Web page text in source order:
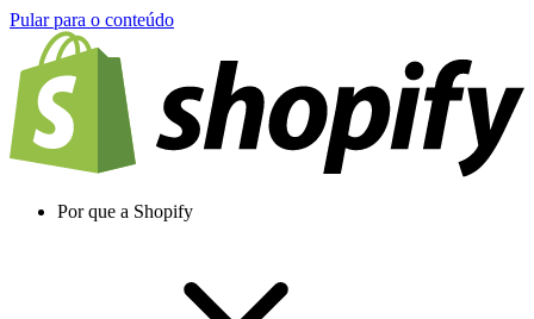
Pular para o conteúdo
Por que a Shopify